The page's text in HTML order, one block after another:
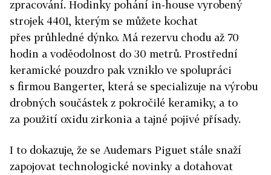
zpracování. Hodinky pohání in-house vyrobený
strojek 4401, kterým se můžete kochat
přes průhledné dýnko. Má rezervu chodu až 70
hodin a voděodolnost do 30 metrů. Prostřední
keramické pouzdro pak vzniklo ve spolupráci
s firmou Bangerter, která se specializuje na výrobu
drobných součástek z pokročilé keramiky, a to
za použití oxidu zirkonia a tajné pojivé přísady.
I to dokazuje, že se Audemars Piguet stále snaží
zapojovat technologické novinky a dotahovat